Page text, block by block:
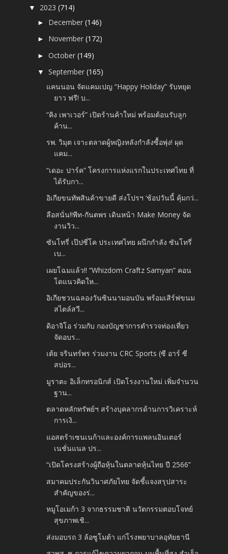
▼ 2023(714)
► December(146)
► November(172)
►October(149)
▼September(165)
แคนนอน จัดแคมเปญ “Happy Holiday” รับหยุด
ยาว ฟรี! บ...
“คิง เพาเวอร์” เปิดร้านค้าใหม่ พร้อมต้อนรับลูก
ค้าน...
รพ. วิมุต เจาะตลาดผู้หญิงหลังกำลังซื้อพุ่ง! ผุด
แคม...
“เดอะ ปาร์ค” โครงการแห่งแรกในประเทศไทย ที่
ได้รับกา...
อิเกียขนทัพสินค้าขายดี ส่งโปรฯ ‘ช้อปวันนี้ คุ้มกว่...
ลือสนั่น!!พีท-กันตพร เดินหน้า Make Money จัด
งานวิว...
ซันโทรี่ เป๊ปซี่โค ประเทศไทย ผนึกกำลัง ซันโทรี่
เบ...
เผยโฉมแล้ว!! “Whizdom Craftz Samyan” คอน
โดแนวคิดให...
อิเกียชวนฉลองวันซินนามอนบัน พร้อมเสิร์ฟขนม
สไตล์สวี...
ดิอาจิโอ ร่วมกับ กองบัญชาการตำรวจท่องเที่ยว
จัดอบร...
เต้ย จรินทร์พร ร่วมงาน CRC Sports (ซี อาร์ ซี
สปอร...
มูราตะ อิเล็กทรอนิกส์ เปิดโรงงานใหม่ เพิ่มจำนวน
ฐาน...
ตลาดหลักทรัพย์ฯ สร้างบุคลากรด้านการวิเคราะห์
การเงิ...
แอสตร้าเซนเนก้าและองค์การแพลนอินเตอร์
เนชั่นแนล ปร...
“เปิดโครงสร้างผู้ถือหุ้นในตลาดหุ้นไทย ปี 2566”
สมาคมประกันวินาศภัยไทย จัดชี้แจงสรุปสาระ
สำคัญของร่...
หมูโอเมก้า 3 จากธรรมชาติ นวัตกรรมตอบโจทย์
สุขภาพเชิ...
ส่งมอบรถ 3 ล้อซูโมต้า แก่โรงพยาบาลอุทัยธานี